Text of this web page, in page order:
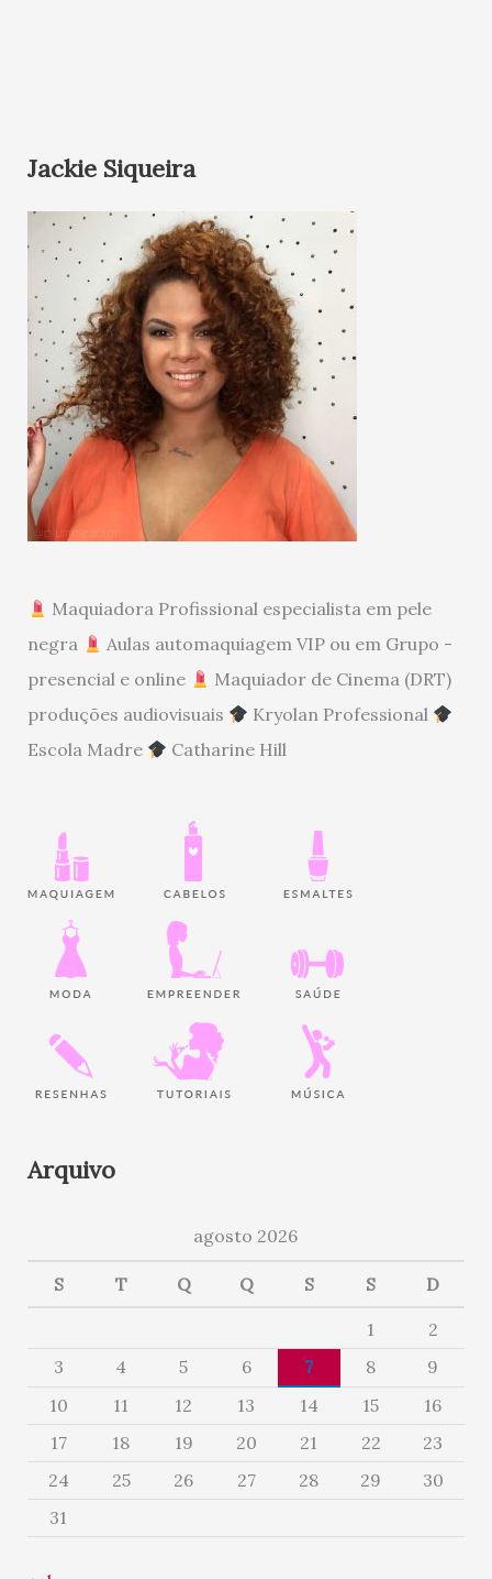
Jackie Siqueira
Maquiadora Profissional especialista em pele
negra
Aulas automaquiagem VIP ou em Grupo -
presencial e online
Maquiador de Cinema (DRT)
produções audiovisuais
Kryolan Professional
Escola Madre
Catharine Hill
Arquivo
agosto 2026
S T Q Q S S D
1
2
3
4 5 6 7 8
9
10
11 12 13 14 15
16
17
18 19 20 21 22
23
24
25 26 27 28 29
30
31